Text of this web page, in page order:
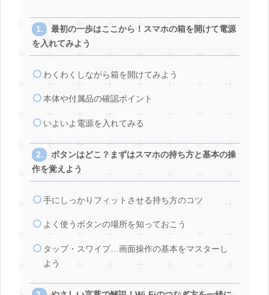
最初の一歩はここから！スマホの箱を開けて電源
を入れてみよう
わくわくしながら箱を開けてみよう
本体や付属品の確認ポイント
いよいよ電源を入れてみる
ボタンはどこ？まずはスマホの持ち方と基本の操
作を覚えよう
手にしっかりフィットさせる持ち方のコツ
よく使うボタンの場所を知っておこう
タップ・スワイプ…画面操作の基本をマスターし
よう